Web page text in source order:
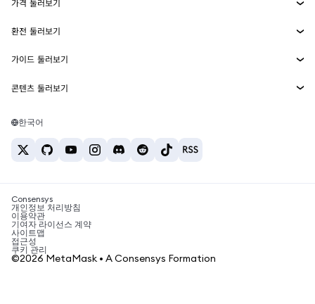
MetaMask Connect
Snaps
웹3 서비스
보안
고객 지원
채용
가격 둘러보기
이더리움 가격
솔라나 가격
테더 가격
환전 둘러보기
ETH를 USD로 환전
USDT를 INR로 환전
BTC를 INR로 환전
ETH를 USDT로 환전
가이드 둘러보기
ETH 매수
USDT 매수
SHIB 매수
BNB 매수
콘텐츠 둘러보기
솔라나 지갑
암호화폐 세금 뉴스
암호화폐 매수 방법
비트코인 매도 방법
한국어
Consensys
개인정보 처리방침
이용약관
기여자 라이선스 계약
사이트맵
접근성
쿠키 관리
©2026 MetaMask • A Consensys Formation